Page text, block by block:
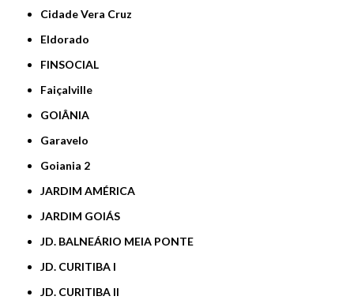
Cidade Vera Cruz
Eldorado
FINSOCIAL
Faiçalville
GOIÂNIA
Garavelo
Goiania 2
JARDIM AMÉRICA
JARDIM GOIÁS
JD. BALNEÁRIO MEIA PONTE
JD. CURITIBA I
JD. CURITIBA II